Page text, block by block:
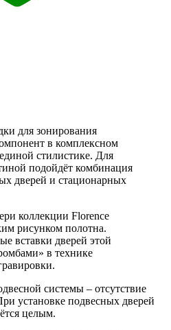
для зонирования
в комплексном
стилистике. Для
подойдёт комбинация
дверей и стационарных
коллекции Florence
рисунком полотна.
вставки дверей этой
в технике
системы – отсутствие
установке подвесных дверей
целым.